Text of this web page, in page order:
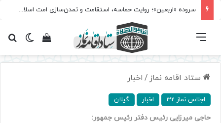
سروده‌ «اربعین»؛ روایت حماسه، استقامت و تمدن‌سازی امت اسلامی
تغییرمشاهده فهرست
ستاد اقامه نماز / اخبار
اجلاس نماز 32 اخبار گیلان
حاجی میرزایی رئیس دفتر رئیس جمهور: